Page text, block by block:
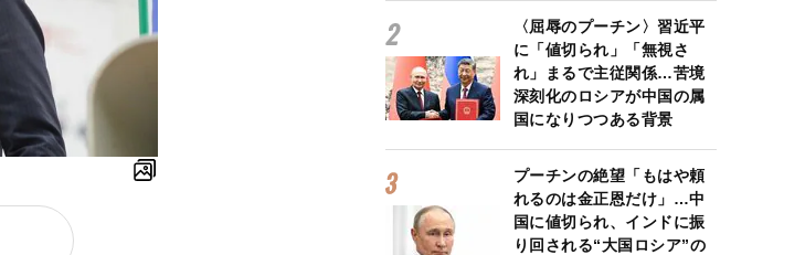
〈屈辱のプーチン〉習近平
に「値切られ」「無視さ
れ」まるで主従関係…苦境
深刻化のロシアが中国の属
国になりつつある背景
プーチンの絶望「もはや頼
れるのは金正恩だけ」…中
国に値切られ、インドに振
り回される“大国ロシア”の